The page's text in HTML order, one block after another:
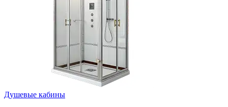
Душевые кабины